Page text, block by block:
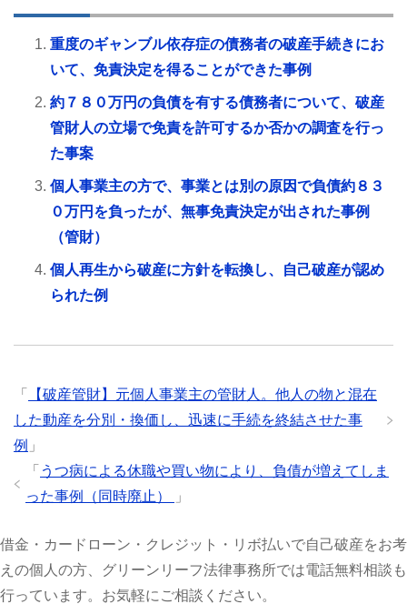
重度のギャンブル依存症の債務者の破産手続きにお
いて、免責決定を得ることができた事例
約７８０万円の負債を有する債務者について、破産
管財人の立場で免責を許可するか否かの調査を行っ
た事案
個人事業主の方で、事業とは別の原因で負債約８３
０万円を負ったが、無事免責決定が出された事例
（管財）
個人再生から破産に方針を転換し、自己破産が認め
られた例
「
【破産管財】元個人事業主の管財人。他人の物と混在
した動産を分別・換価し、迅速に手続を終結させた事
例 」
「 うつ病による休職や買い物により、負債が増えてしま
った事例（同時廃止）
」
借金・カードローン・クレジット・リボ払いで自己破産をお考
えの個人の方、グリーンリーフ法律事務所では電話無料相談も
行っています。お気軽にご相談ください。